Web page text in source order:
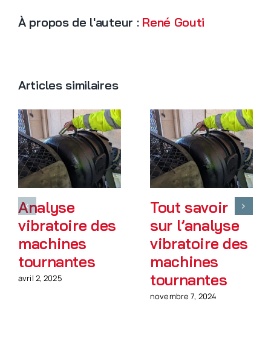
À propos de l'auteur : René Gouti
Articles similaires
Analyse
vibratoire des
machines
tournantes
avril 2, 2025
Tout savoir
sur l’analyse
vibratoire des
machines
tournantes
novembre 7, 2024